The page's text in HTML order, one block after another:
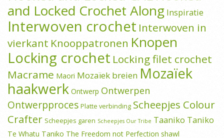
and Locked Crochet Along Inspiratie
Interwoven crochet Interwoven in
vierkant Knooppatronen Knopen
Locking crochet Locking filet crochet
Macrame Maori Mozaïek breien Mozaïek
haakwerk Ontwerp Ontwerpen
Ontwerpproces Platte verbinding Scheepjes Colour
Crafter Scheepjes garen Scheepjes Our Tribe Taaniko Taniko
Te Whatu Taniko The Freedom not Perfection shawl